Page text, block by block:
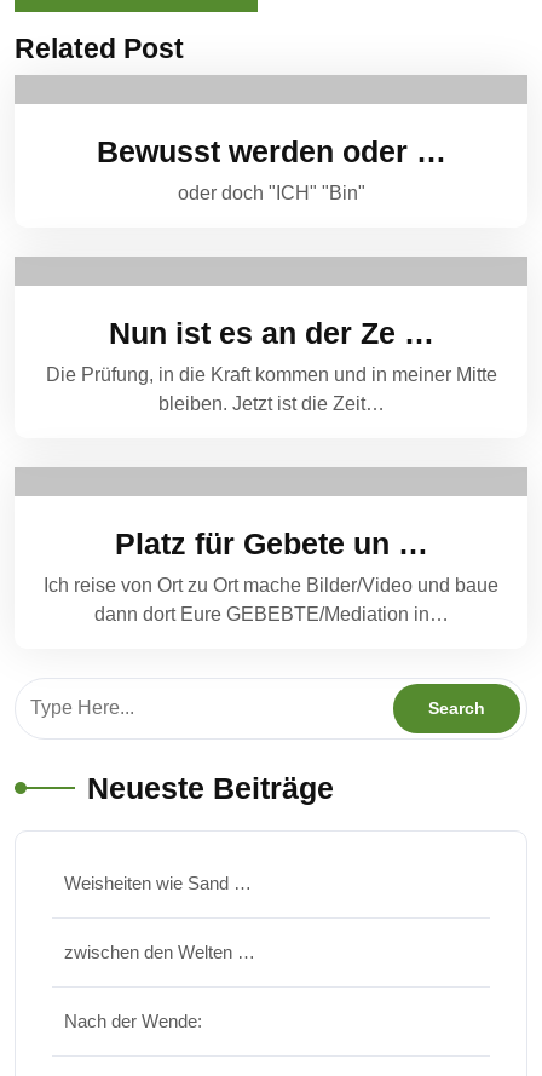
Related Post
Bewusst werden oder …
oder doch "ICH" "Bin"
Nun ist es an der Ze …
Die Prüfung, in die Kraft kommen und in meiner Mitte
bleiben. Jetzt ist die Zeit…
Platz für Gebete un …
Ich reise von Ort zu Ort mache Bilder/Video und baue
dann dort Eure GEBEBTE/Mediation in…
Neueste Beiträge
Weisheiten wie Sand …
zwischen den Welten …
Nach der Wende: